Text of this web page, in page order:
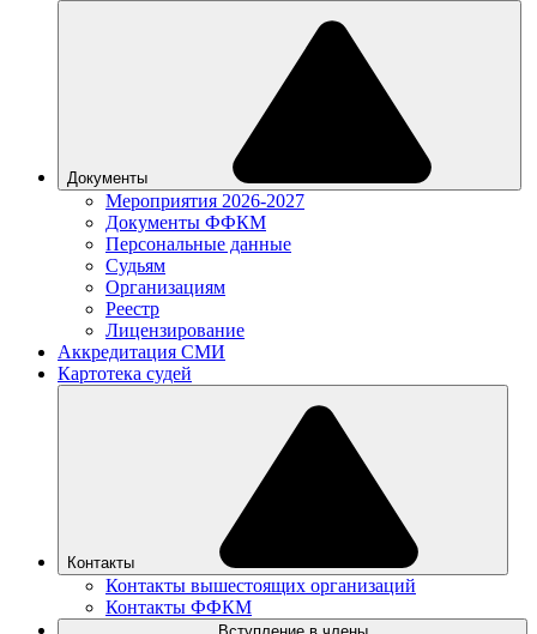
Документы
Мероприятия 2026-2027
Документы ФФКМ
Персональные данные
Судьям
Организациям
Реестр
Лицензирование
Аккредитация СМИ
Картотека судей
Контакты
Контакты вышестоящих организаций
Контакты ФФКМ